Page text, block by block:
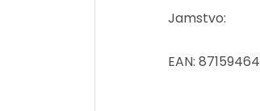
Jamstvo:
EAN: